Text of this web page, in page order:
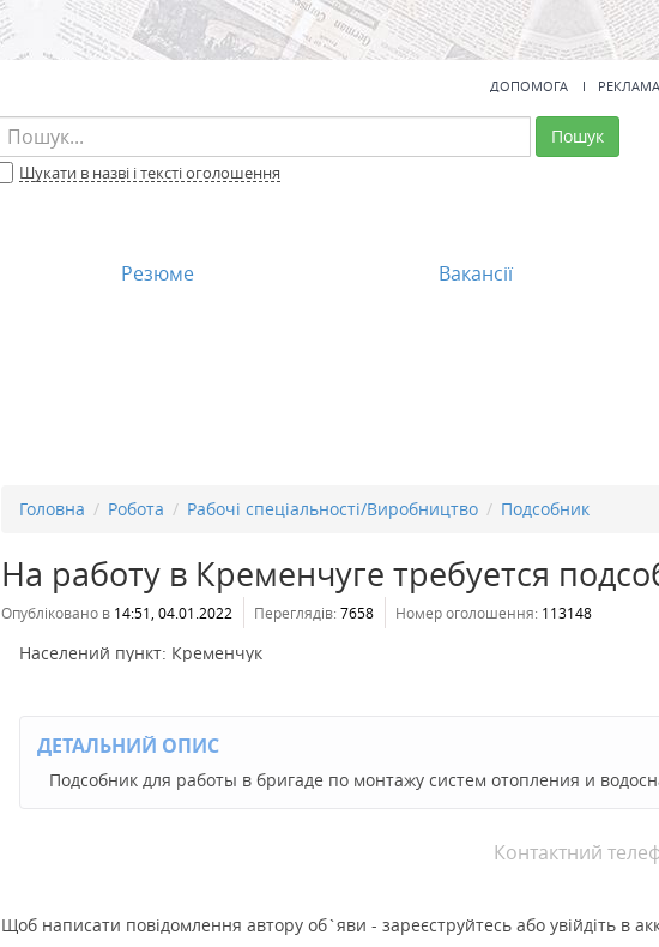
ДОПОМОГА РЕКЛАМА
Пошук
Шукати в назві і тексті оголошення
Резюме Вакансії
Головна Робота Рабочі спеціальності/Виробництво Подсобник
На работу в Кременчуге требуется
Опубліковано в 14:51, 04.01.2022 Переглядів: 7658 Номер оголошення: 113148
Населений пункт: Кременчук
ДЕТАЛЬНИЙ ОПИС
Подсобник для работы в бригаде по монтажу систем отопления и
Контактний
Щоб написати повідомлення автору об`яви - зареєструйтесь або увійдіть в